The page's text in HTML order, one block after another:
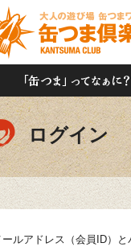
ログイン
ールアドレス（会員ID）